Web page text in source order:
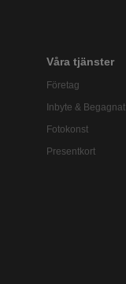
Våra tjänster
Företag
Inbyte & Begagnat
Fotokonst
Presentkort